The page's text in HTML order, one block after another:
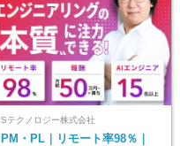
Sテクノロジー株式会社
PM・PL｜リモート率98％｜